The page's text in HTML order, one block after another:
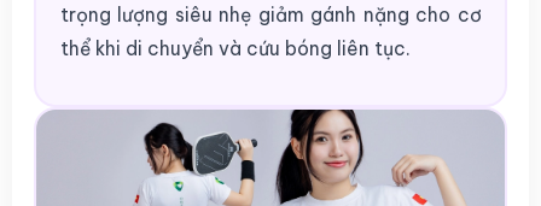
trọng lượng siêu nhẹ giảm gánh nặng cho cơ
thể khi di chuyển và cứu bóng liên tục.